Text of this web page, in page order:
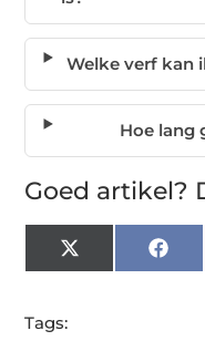
Welke verf kan
Hoe lang
Goed artikel?
X
(Twitter)
Tags: